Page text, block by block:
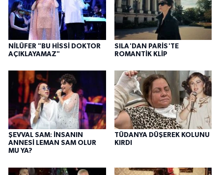
NİLÜFER "BU HİSSİ DOKTOR
AÇIKLAYAMAZ"
SILA'DAN PARİS'TE
ROMANTİK KLİP
ŞEVVAL SAM: İNSANIN
ANNESİ LEMAN SAM OLUR
MU YA?
TÜDANYA DÜŞEREK KOLUNU
KIRDI